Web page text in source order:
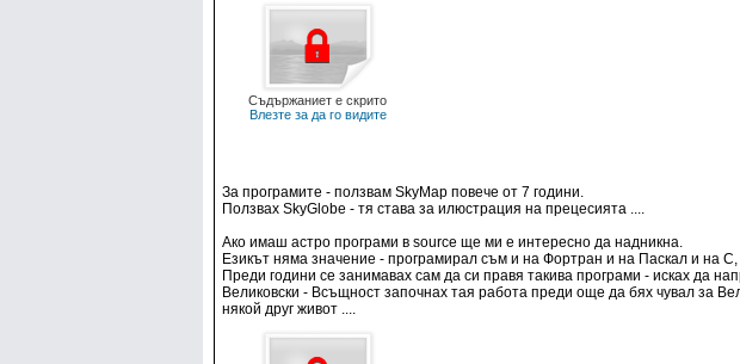
Съдържаниет е скрито
Влезте за да го видите
За програмите - ползвам SkyMap повече от 7 години.
Ползвах SkyGlobe - тя става за илюстрация на прецесията ....
Ако имаш астро програми в source ще ми е интересно да надникна.
Езикът няма значение - програмирал съм и на Фортран и на Паскал и на
Преди години се занимавах сам да си правя такива програми - исках да
Великовски - Всъщност започнах тая работа преди още да бях чувал за
някой друг живот ....